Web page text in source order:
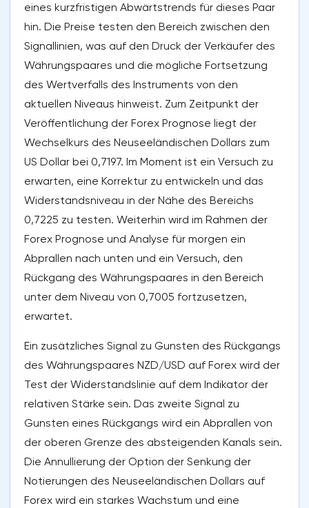
eines kurzfristigen Abwärtstrends für dieses Paar
hin. Die Preise testen den Bereich zwischen den
Signallinien, was auf den Druck der Verkäufer des
Währungspaares und die mögliche Fortsetzung
des Wertverfalls des Instruments von den
aktuellen Niveaus hinweist. Zum Zeitpunkt der
Veröffentlichung der Forex Prognose liegt der
Wechselkurs des Neuseeländischen Dollars zum
US Dollar bei 0,7197. Im Moment ist ein Versuch zu
erwarten, eine Korrektur zu entwickeln und das
Widerstandsniveau in der Nähe des Bereichs
0,7225 zu testen. Weiterhin wird im Rahmen der
Forex Prognose und Analyse für morgen ein
Abprallen nach unten und ein Versuch, den
Rückgang des Währungspaares in den Bereich
unter dem Niveau von 0,7005 fortzusetzen,
erwartet.
Ein zusätzliches Signal zu Gunsten des Rückgangs
des Währungspaares NZD/USD auf Forex wird der
Test der Widerstandslinie auf dem Indikator der
relativen Stärke sein. Das zweite Signal zu
Gunsten eines Rückgangs wird ein Abprallen von
der oberen Grenze des absteigenden Kanals sein.
Die Annullierung der Option der Senkung der
Notierungen des Neuseeländischen Dollars auf
Forex wird ein starkes Wachstum und eine